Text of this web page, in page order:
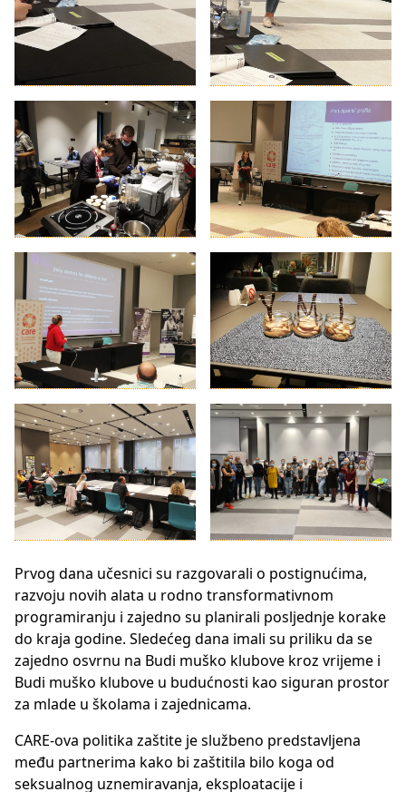
Prvog dana učesnici su razgovarali o postignućima,
razvoju novih alata u rodno transformativnom
programiranju i zajedno su planirali posljednje korake
do kraja godine. Sledećeg dana imali su priliku da se
zajedno osvrnu na Budi muško klubove kroz vrijeme i
Budi muško klubove u budućnosti kao siguran prostor
za mlade u školama i zajednicama.
CARE-ova politika zaštite je službeno predstavljena
među partnerima kako bi zaštitila bilo koga od
seksualnog uznemiravanja, eksploatacije i